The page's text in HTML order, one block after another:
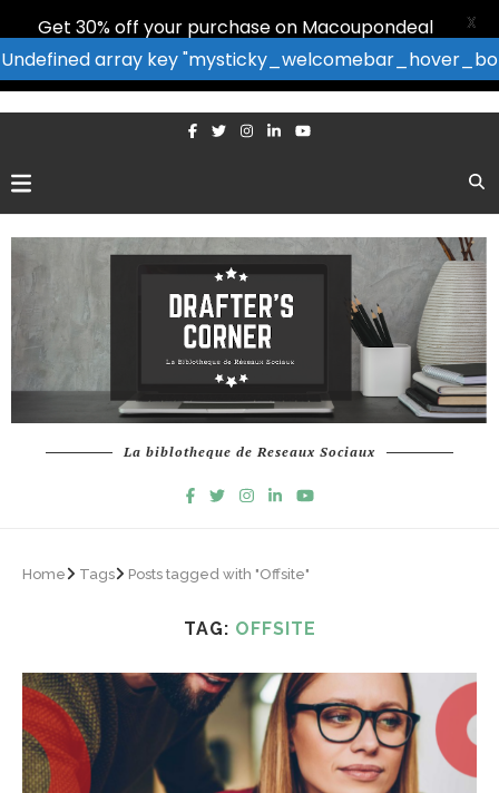
La biblotheque de Reseaux Sociaux
Home Tags Posts tagged with "Offsite"
TAG: OFFSITE
Get 30% off your purchase on Macoupondeal
Undefined array key
X